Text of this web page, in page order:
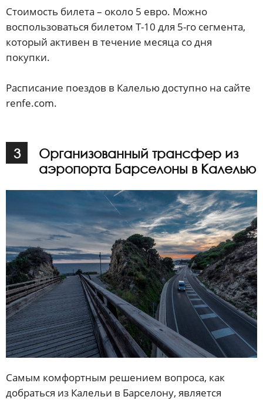
Стоимость билета – около 5 евро. Можно
воспользоваться билетом Т-10 для 5-го сегмента,
который активен в течение месяца со дня
покупки.
Расписание поездов в Калелью доступно на сайте
renfe.com.
3
Организованный трансфер из
аэропорта Барселоны в Калелью
Самым комфортным решением вопроса, как
добраться из Калельи в Барселону, является